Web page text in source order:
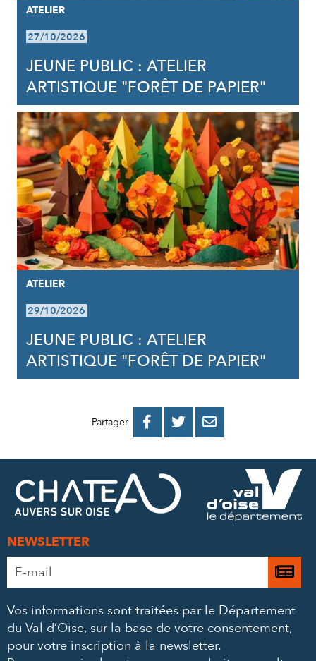
ATELIER
27/10/2026
JEUNE PUBLIC : ATELIER
ARTISTIQUE "FORÊT DE PAPIER"
ATELIER
29/10/2026
JEUNE PUBLIC : ATELIER
ARTISTIQUE "FORÊT DE PAPIER"
Partager 
PARTAGER
FACEBOOK
PARTAGER
PARTAGER
MAIL
NEWSLETTER
Adresse
e-
*
Je
à
Vos informations sont traitées par le Département
du Val d’Oise, sur la base de votre consentement,
pour votre inscription à la newsletter.